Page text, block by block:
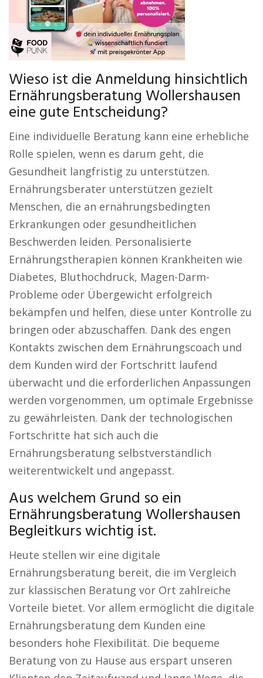
Wieso ist die Anmeldung hinsichtlich
Ernährungsberatung Wollershausen
eine gute Entscheidung?
Eine individuelle Beratung kann eine erhebliche
Rolle spielen, wenn es darum geht, die
Gesundheit langfristig zu unterstützen.
Ernährungsberater unterstützen gezielt
Menschen, die an ernährungsbedingten
Erkrankungen oder gesundheitlichen
Beschwerden leiden. Personalisierte
Ernährungstherapien können Krankheiten wie
Diabetes, Bluthochdruck, Magen-Darm-
Probleme oder Übergewicht erfolgreich
bekämpfen und helfen, diese unter Kontrolle zu
bringen oder abzuschaffen. Dank des engen
Kontakts zwischen dem Ernährungscoach und
dem Kunden wird der Fortschritt laufend
überwacht und die erforderlichen Anpassungen
werden vorgenommen, um optimale Ergebnisse
zu gewährleisten. Dank der technologischen
Fortschritte hat sich auch die
Ernährungsberatung selbstverständlich
weiterentwickelt und angepasst.
Aus welchem Grund so ein
Ernährungsberatung Wollershausen
Begleitkurs wichtig ist.
Heute stellen wir eine digitale
Ernährungsberatung bereit, die im Vergleich
zur klassischen Beratung vor Ort zahlreiche
Vorteile bietet. Vor allem ermöglicht die digitale
Ernährungsberatung dem Kunden eine
besonders hohe Flexibilität. Die bequeme
Beratung von zu Hause aus erspart unseren